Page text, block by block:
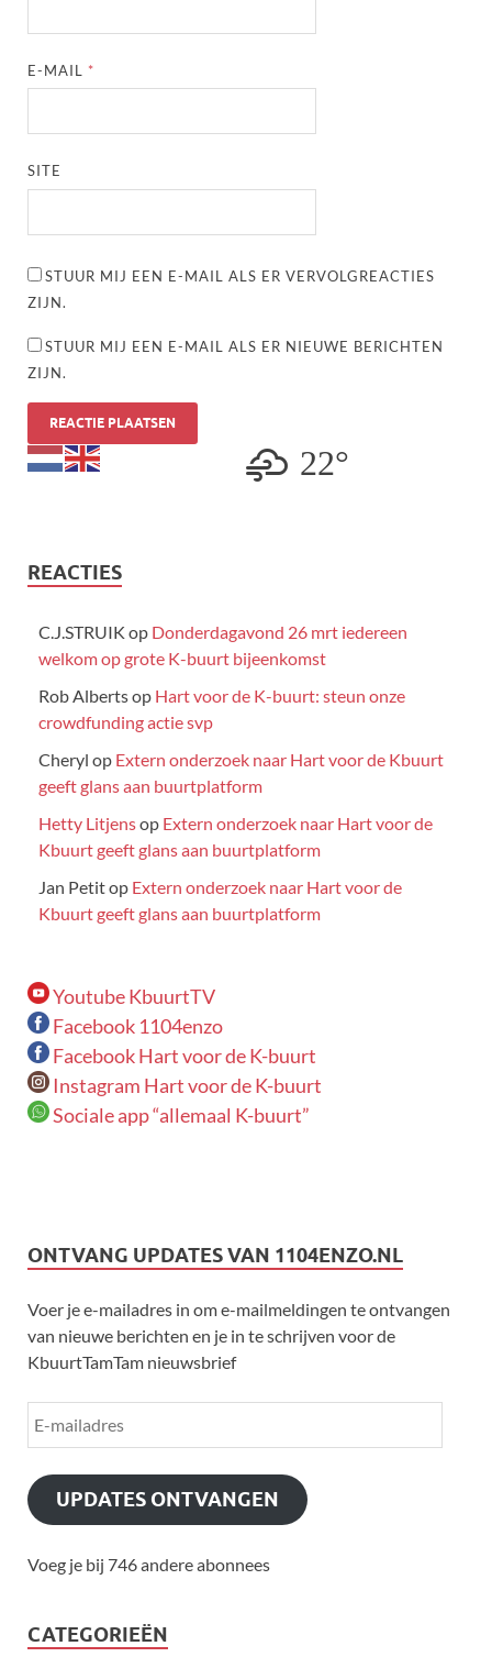
E-MAIL *
SITE
STUUR MIJ EEN E-MAIL ALS ER VERVOLGREACTIES
ZIJN.
STUUR MIJ EEN E-MAIL ALS ER NIEUWE BERICHTEN
ZIJN.
22°
REACTIES
C.J.STRUIK op Donderdagavond 26 mrt iedereen
welkom op grote K-buurt bijeenkomst
Rob Albertsop Hart voor de K-buurt: steun onze
crowdfunding actie svp
Cheryl op Extern onderzoek naar Hart voor de Kbuurt
geeft glans aan buurtplatform
Hetty Litjensop Extern onderzoek naar Hart voor de
Kbuurt geeft glans aan buurtplatform
Jan Petitop Extern onderzoek naar Hart voor de
Kbuurt geeft glans aan buurtplatform
Youtube KbuurtTV
Facebook 1104enzo
Facebook Hart voor de K-buurt
Instagram Hart voor de K-buurt
Sociale app “allemaal K-buurt”
ONTVANG UPDATES VAN 1104ENZO.NL
Voer je e-mailadres in om e-mailmeldingen te ontvangen
van nieuwe berichten en je in te schrijven voor de
KbuurtTamTam nieuwsbrief
UPDATES ONTVANGEN
Voeg je bij 746 andere abonnees
CATEGORIEËN